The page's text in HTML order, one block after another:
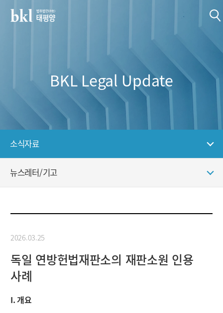
BKL Legal Update
소식자료
뉴스레터/기고
2026.03.25
독일 연방헌법재판소의 재판소원 인용
사례
I. 개요